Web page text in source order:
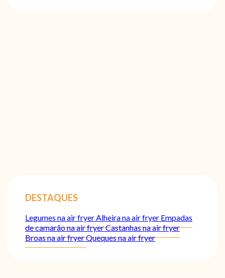
DESTAQUES
Legumes na air fryerAlheira na air fryer Empadas
de camarão na air fryerCastanhas na air fryer
Broas na air fryerQueques na air fryer